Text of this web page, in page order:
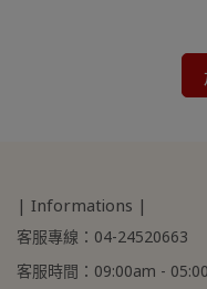
| Informations |
客服專線：04-24520663
客服時間：09:00am -